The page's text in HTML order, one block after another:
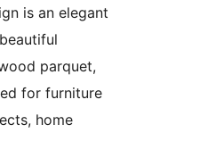
is an elegant
parquet,
for furniture
home